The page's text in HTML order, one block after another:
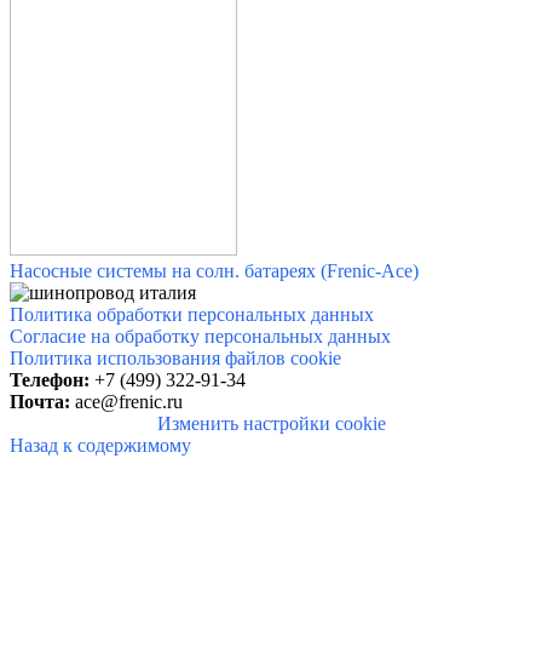
Насосные системы на солн. батареях (Frenic-Ace)
Политика обработки персональных данных
Согласие на обработку персональных данных
Политика использования файлов cookie
Телефон: +7 (499) 322-91-34
Почта: ace@frenic.ru
Изменить настройки cookie
Назад к содержимому